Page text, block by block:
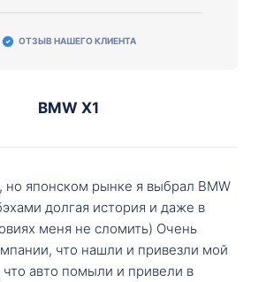
ОТЗЫВ НАШЕГО КЛИЕНТА
BMW X1
но японском рынке я выбрал BMW
долгая история и даже в
меня не сломить) Очень
что нашли и привезли мой
что авто помыли и привели в